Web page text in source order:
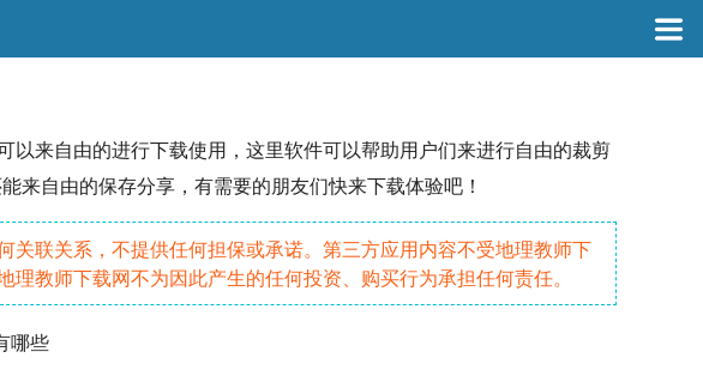
以来自由的进行下载使用，这里软件可以帮助用户们来进行自由的裁剪
来自由的保存分享，有需要的朋友们快来下载体验吧！
联关系，不提供任何担保或承诺。第三方应用内容不受地理教师下
教师下载网不为因此产生的任何投资、购买行为承担任何责任。
哪些